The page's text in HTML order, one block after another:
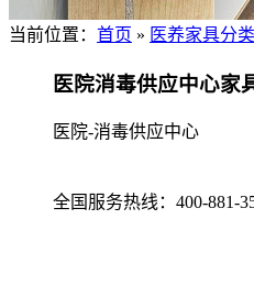
当前位置： 首页 » 医养家具分类
医院消毒供应中心家
医院-消毒供应中心
全国服务热线： 400-881-